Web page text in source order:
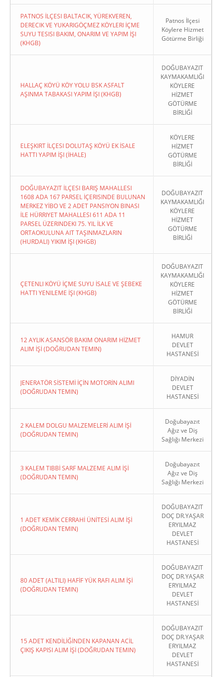
PATNOS İLÇESI BALTACIK, YÜREKVEREN,
DERECIK VE YUKARIGÖÇMEZ KÖYLERI İÇME
SUYU TESISI BAKIM, ONARIM VE YAPIM İŞI
(KHGB)
Patnos İlçesi
Köylere Hizmet
Götürme Birliği
HALLAÇ KÖYÜ KÖY YOLU BSK ASFALT
AŞINMA TABAKASI YAPIM İŞI (KHGB)
DOĞUBAYAZIT
KAYMAKAMLIĞI
KÖYLERE
HİZMET
GÖTÜRME
BİRLİĞİ
ELEŞKIRT İLÇESI DOLUTAŞ KÖYÜ EK İSALE
HATTI YAPIM İŞI (İHALE)
KÖYLERE
HİZMET
GÖTÜRME
BİRLİĞİ
DOĞUBAYAZIT İLÇESI BARIŞ MAHALLESI
1608 ADA 167 PARSEL İÇERISINDE BULUNAN
MERKEZ YİBO VE 2 ADET PANSIYON BINASI
İLE HÜRRIYET MAHALLESI 611 ADA 11
PARSEL ÜZERINDEKI 75. YIL İLK VE
ORTAOKULUNA AIT TAŞINMAZLARIN
(HURDALI) YIKIM İŞI (KHGB)
DOĞUBAYAZIT
KAYMAKAMLIĞI
KÖYLERE
HİZMET
GÖTÜRME
BİRLİĞİ
ÇETENLI KÖYÜ İÇME SUYU İSALE VE ŞEBEKE
HATTI YENILEME İŞI (KHGB)
DOĞUBAYAZIT
KAYMAKAMLIĞI
KÖYLERE
HİZMET
GÖTÜRME
BİRLİĞİ
12 AYLIK ASANSÖR BAKIM ONARIM HİZMET
ALIM İŞİ (DOĞRUDAN TEMIN)
HAMUR
DEVLET
HASTANESİ
JENERATÖR SİSTEMİ İÇİN MOTORİN ALIMI
(DOĞRUDAN TEMIN)
DİYADİN
DEVLET
HASTANESİ
2 KALEM DOLGU MALZEMELERİ ALIM İŞİ
(DOĞRUDAN TEMIN)
Doğubayazıt
Ağız ve Diş
Sağlığı Merkezi
3 KALEM TIBBİ SARF MALZEME ALIM İŞİ
(DOĞRUDAN TEMIN)
Doğubayazıt
Ağız ve Diş
Sağlığı Merkezi
1 ADET KEMİK CERRAHİ ÜNİTESİ ALIM İŞİ
(DOĞRUDAN TEMIN)
DOĞUBAYAZIT
DOÇ DR.YAŞAR
ERYILMAZ
DEVLET
HASTANESİ
80 ADET (ALTILI) HAFİF YÜK RAFI ALIM İŞİ
(DOĞRUDAN TEMIN)
DOĞUBAYAZIT
DOÇ DR.YAŞAR
ERYILMAZ
DEVLET
HASTANESİ
15 ADET KENDİLİĞİNDEN KAPANAN ACİL
ÇIKIŞ KAPISI ALIM İŞİ (DOĞRUDAN TEMIN)
DOĞUBAYAZIT
DOÇ DR.YAŞAR
ERYILMAZ
DEVLET
HASTANESİ